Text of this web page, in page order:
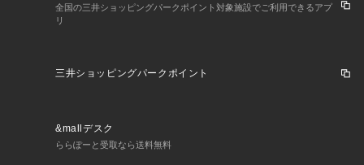
全国の三井ショッピングパークポイント対象施設でご利用できるアプ
リ
三井ショッピングパークポイント
&mallデスク
ららぽーと受取なら送料無料